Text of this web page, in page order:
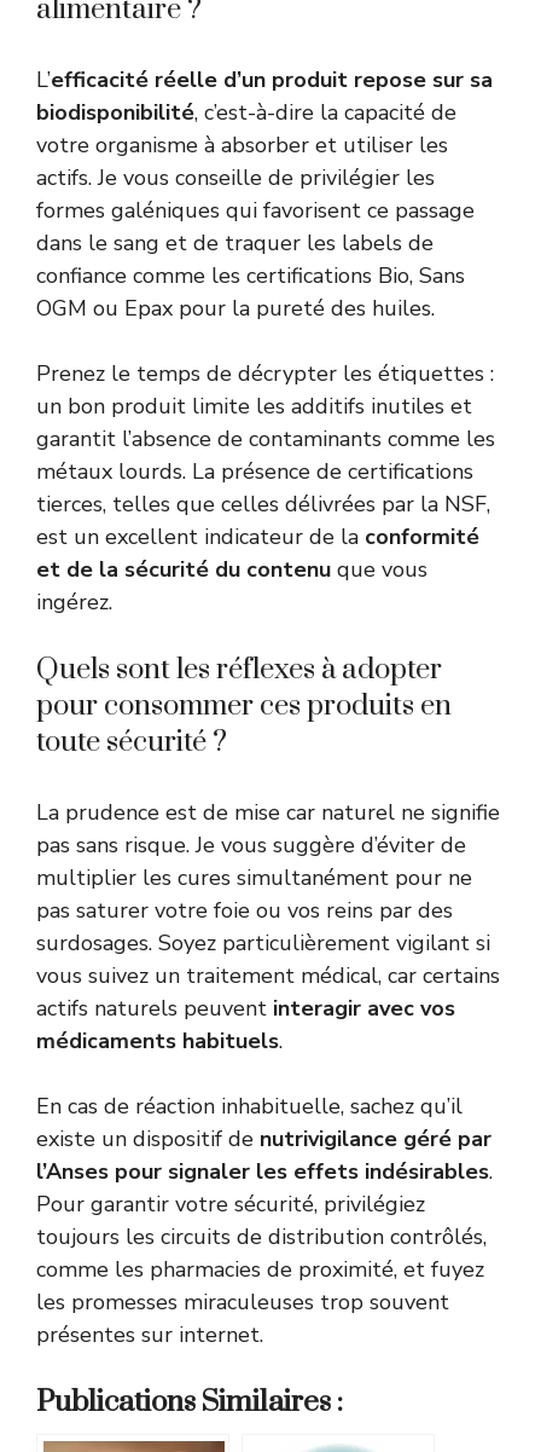
alimentaire ?
L’efficacité réelle d’un produit repose sur sa
biodisponibilité, c’est-à-dire la capacité de
votre organisme à absorber et utiliser les
actifs. Je vous conseille de privilégier les
formes galéniques qui favorisent ce passage
dans le sang et de traquer les labels de
confiance comme les certifications Bio, Sans
OGM ou Epax pour la pureté des huiles.
Prenez le temps de décrypter les étiquettes :
un bon produit limite les additifs inutiles et
garantit l’absence de contaminants comme les
métaux lourds. La présence de certifications
tierces, telles que celles délivrées par la NSF,
est un excellent indicateur de la conformité
et de la sécurité du contenu que vous
ingérez.
Quels sont les réflexes à adopter
pour consommer ces produits en
toute sécurité ?
La prudence est de mise car naturel ne signifie
pas sans risque. Je vous suggère d’éviter de
multiplier les cures simultanément pour ne
pas saturer votre foie ou vos reins par des
surdosages. Soyez particulièrement vigilant si
vous suivez un traitement médical, car certains
actifs naturels peuvent interagir avec vos
médicaments habituels.
En cas de réaction inhabituelle, sachez qu’il
existe un dispositif de nutrivigilance géré par
l’Anses pour signaler les effets indésirables.
Pour garantir votre sécurité, privilégiez
toujours les circuits de distribution contrôlés,
comme les pharmacies de proximité, et fuyez
les promesses miraculeuses trop souvent
présentes sur internet.
Publications Similaires :